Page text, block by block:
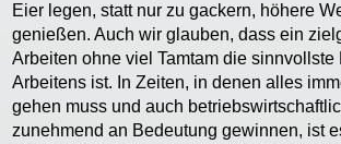
Eier legen, statt nur zu gackern, höhere
genießen. Auch wir glauben, dass ein
Arbeiten ohne viel Tamtam die sinnvollste
Arbeitens ist. In Zeiten, in denen alles
gehen muss und auch
zunehmend an Bedeutung gewinnen, ist